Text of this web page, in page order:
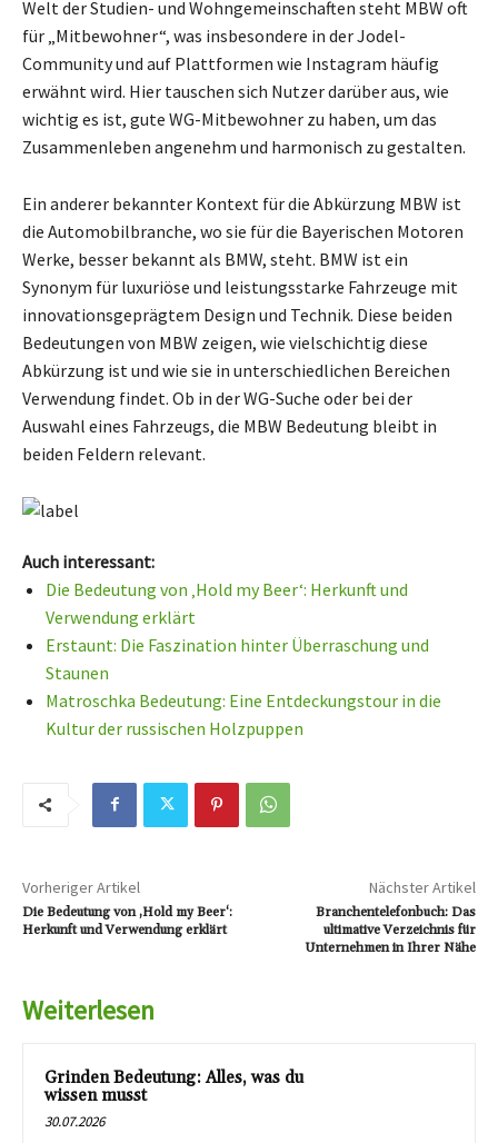
Welt der Studien- und Wohngemeinschaften steht MBW oft
für „Mitbewohner“, was insbesondere in der Jodel-
Community und auf Plattformen wie Instagram häufig
erwähnt wird. Hier tauschen sich Nutzer darüber aus, wie
wichtig es ist, gute WG-Mitbewohner zu haben, um das
Zusammenleben angenehm und harmonisch zu gestalten.
Ein anderer bekannter Kontext für die Abkürzung MBW ist
die Automobilbranche, wo sie für die Bayerischen Motoren
Werke, besser bekannt als BMW, steht. BMW ist ein
Synonym für luxuriöse und leistungsstarke Fahrzeuge mit
innovationsgeprägtem Design und Technik. Diese beiden
Bedeutungen von MBW zeigen, wie vielschichtig diese
Abkürzung ist und wie sie in unterschiedlichen Bereichen
Verwendung findet. Ob in der WG-Suche oder bei der
Auswahl eines Fahrzeugs, die MBW Bedeutung bleibt in
beiden Feldern relevant.
Auch interessant:
Die Bedeutung von ‚Hold my Beer‘: Herkunft und
Verwendung erklärt
Erstaunt: Die Faszination hinter Überraschung und
Staunen
Matroschka Bedeutung: Eine Entdeckungstour in die
Kultur der russischen Holzpuppen
Vorheriger Artikel
Die Bedeutung von ‚Hold my Beer‘:
Herkunft und Verwendung erklärt
Nächster Artikel
Branchentelefonbuch: Das
ultimative Verzeichnis für
Unternehmen in Ihrer Nähe
Weiterlesen
Grinden Bedeutung: Alles, was du
wissen musst
30.07.2026